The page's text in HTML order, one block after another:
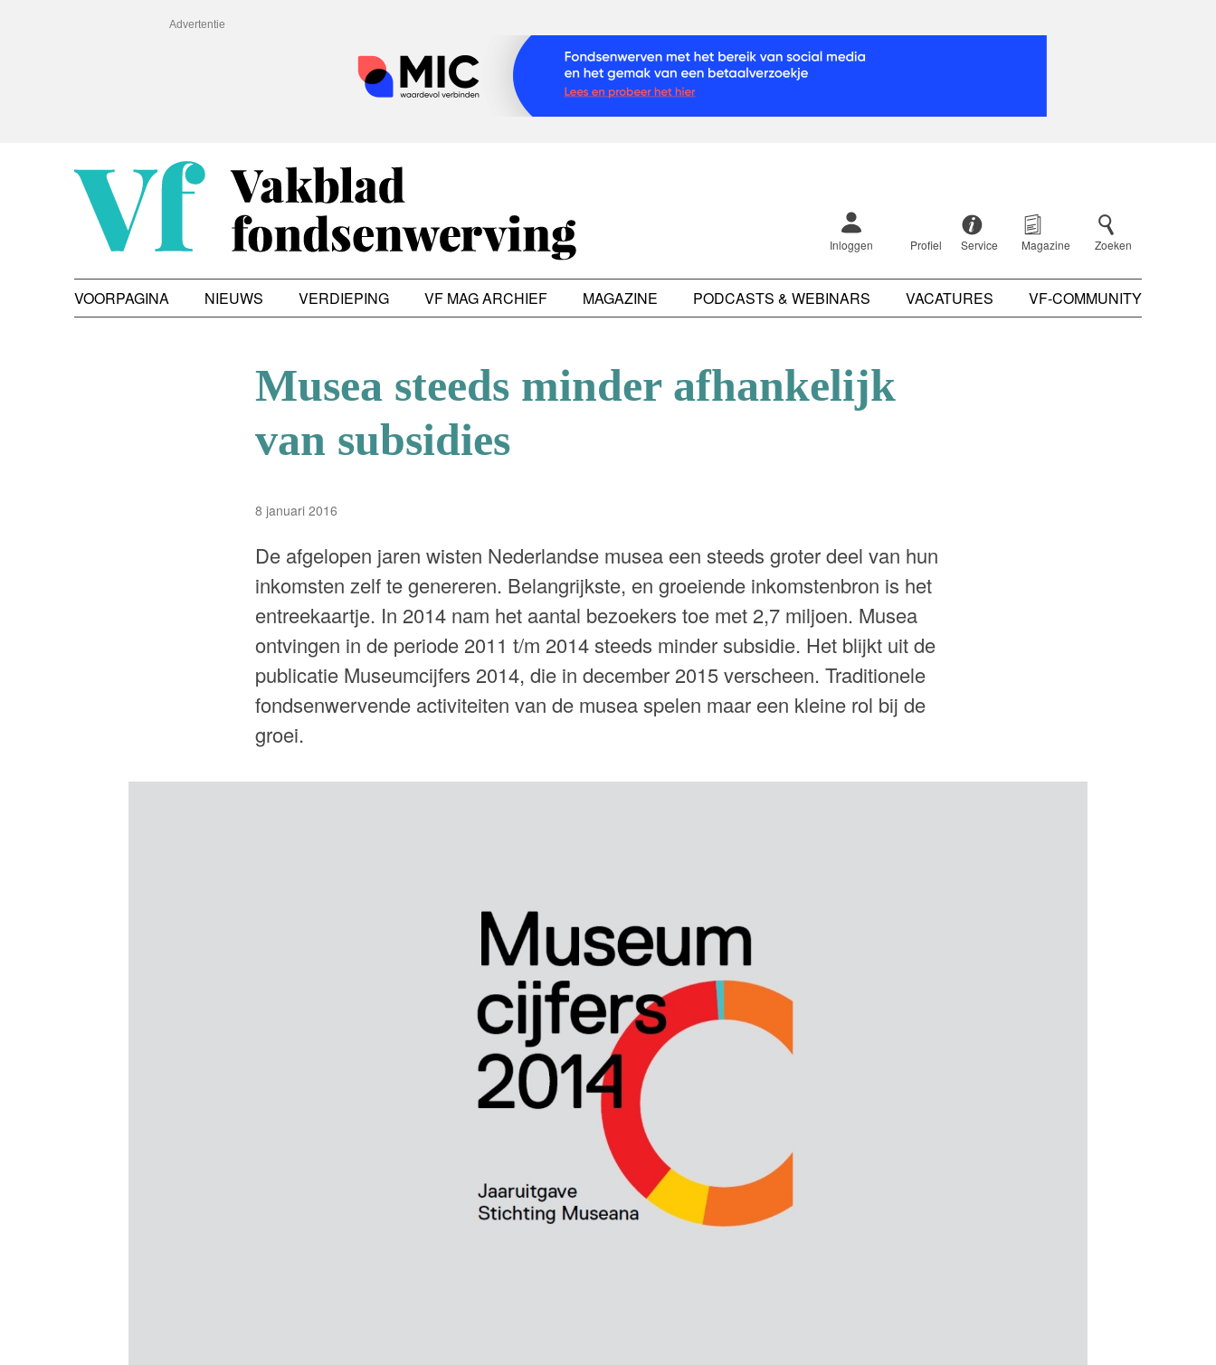
Advertentie
Inloggen Profiel Service Magazine Zoeken
VOORPAGINA NIEUWS VERDIEPING VF MAG ARCHIEF MAGAZINE PODCASTS & WEBINARS VACATURES VF-COMMUNITY
Musea steeds minder afhankelijk
van subsidies
8 januari 2016
De afgelopen jaren wisten Nederlandse musea een steeds groter deel van hun
inkomsten zelf te genereren. Belangrijkste, en groeiende inkomstenbron is het
entreekaartje. In 2014 nam het aantal bezoekers toe met 2,7 miljoen. Musea
ontvingen in de periode 2011 t/m 2014 steeds minder subsidie. Het blijkt uit de
publicatie Museumcijfers 2014, die in december 2015 verscheen. Traditionele
fondsenwervende activiteiten van de musea spelen maar een kleine rol bij de
groei.